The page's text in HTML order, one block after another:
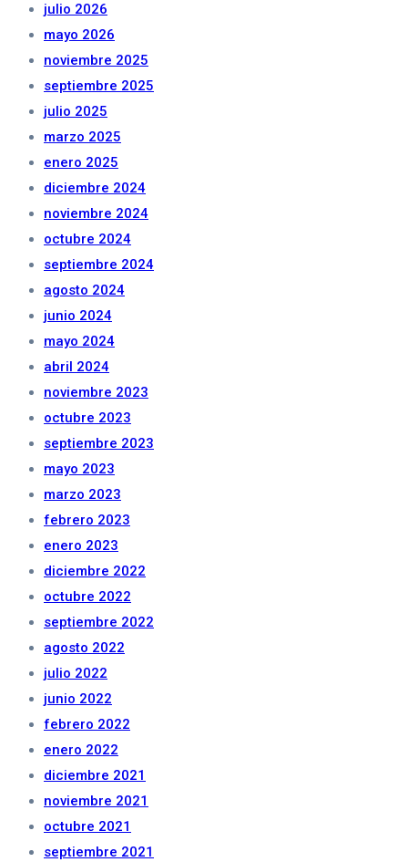
julio 2026
mayo 2026
noviembre 2025
septiembre 2025
julio 2025
marzo 2025
enero 2025
diciembre 2024
noviembre 2024
octubre 2024
septiembre 2024
agosto 2024
junio 2024
mayo 2024
abril 2024
noviembre 2023
octubre 2023
septiembre 2023
mayo 2023
marzo 2023
febrero 2023
enero 2023
diciembre 2022
octubre 2022
septiembre 2022
agosto 2022
julio 2022
junio 2022
febrero 2022
enero 2022
diciembre 2021
noviembre 2021
octubre 2021
septiembre 2021